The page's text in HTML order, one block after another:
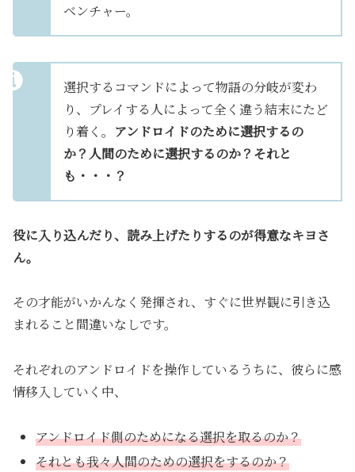
ベンチャー。
選択するコマンドによって物語の分岐が変わ
り、プレイする人によって全く違う結末にたど
り着く。 アンドロイドのために選択するの
か？人間のために選択するのか？それと
も・・・？
役に入り込んだり、読み上げたりするのが得意なキヨさ
ん。
その才能がいかんなく発揮され、すぐに世界観に引き込
まれること間違いなしです。
それぞれのアンドロイドを操作しているうちに、彼らに感
情移入していく中、
アンドロイド側のためになる選択を取るのか？
それとも我々人間のための選択をするのか？